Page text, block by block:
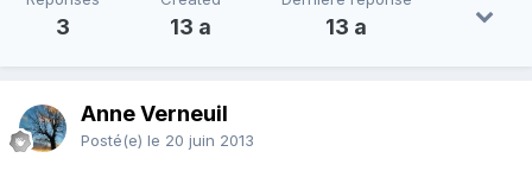
3 13 a 13 a
Anne Verneuil
Posté(e) le 20 juin 2013